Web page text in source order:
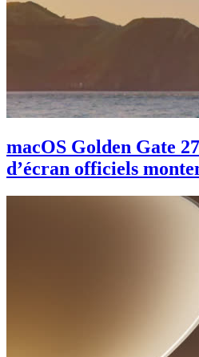
macOS Golden Gate
d’écran officiels